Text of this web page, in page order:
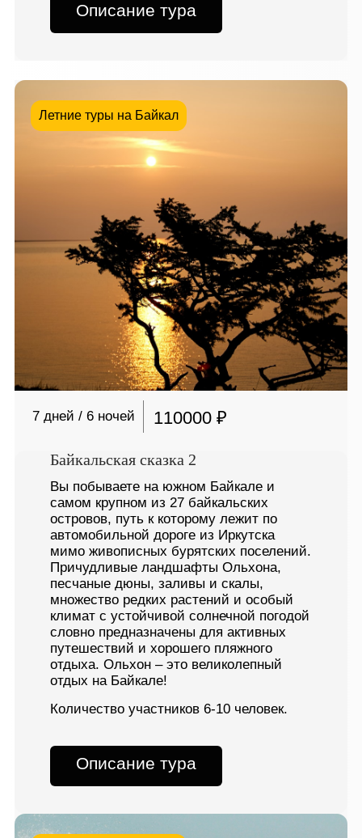
Описание тура
Летние туры на Байкал
7 дней / 6 ночей 110000 ₽
Байкальская сказка 2
Вы побываете на южном Байкале и
самом крупном из 27 байкальских
островов, путь к которому лежит по
автомобильной дороге из Иркутска
мимо живописных бурятских поселений.
Причудливые ландшафты Ольхона,
песчаные дюны, заливы и скалы,
множество редких растений и особый
климат с устойчивой солнечной погодой
словно предназначены для активных
путешествий и хорошего пляжного
отдыха. Ольхон – это великолепный
отдых на Байкале!
Количество участников 6-10 человек.
Описание тура